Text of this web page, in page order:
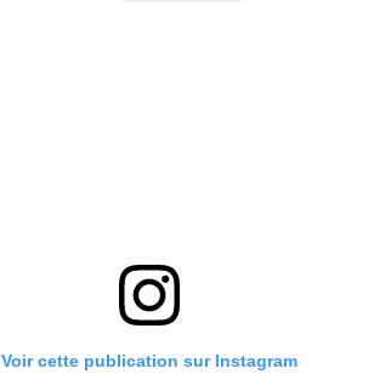
Voir cette publication sur Instagram